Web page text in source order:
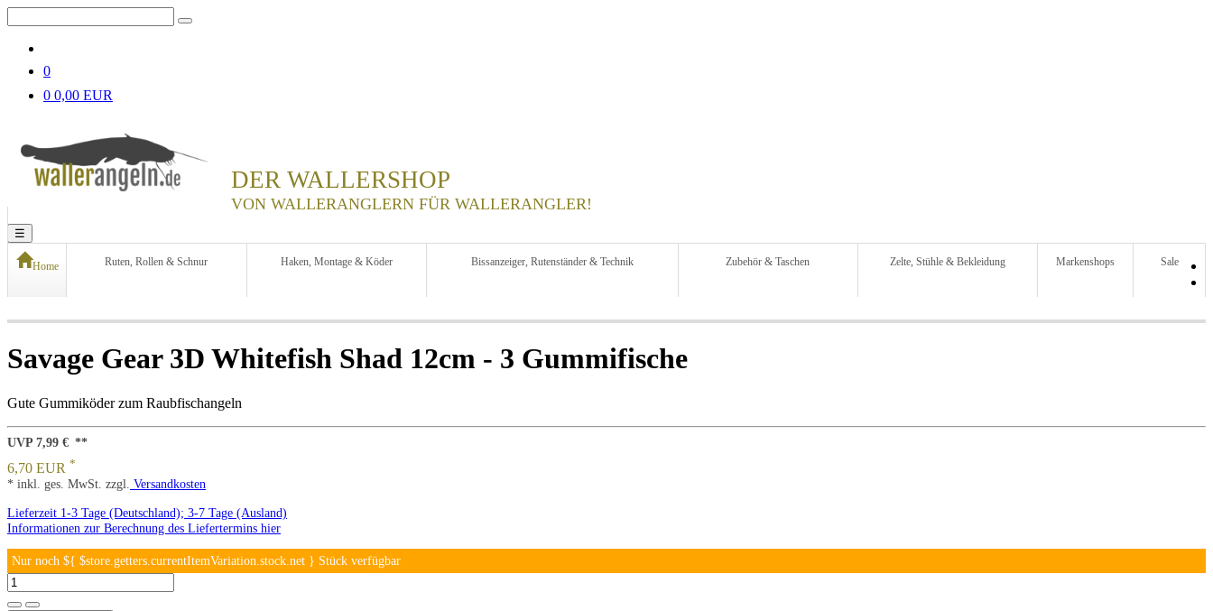
0
0 0,00 EUR
DER WALLERSHOP
VON WALLERANGLERN FÜR WALLERANGLER!
☰
Home Ruten, Rollen & Schnur Haken, Montage & Köder Bissanzeiger, Rutenständer & Technik Zubehör & Taschen Zelte, Stühle & Bekleidung Markenshops Sale
Savage Gear 3D Whitefish Shad 12cm - 3 Gummifische
Gute Gummiköder zum Raubfischangeln
UVP 7,99 €
6,70 EUR *
* inkl. ges. MwSt. zzgl. Versandkosten
Lieferzeit 1-3 Tage (Deutschland); 3-7 Tage (Ausland)
Informationen zur Berechnung des Liefertermins hier
Nur noch ${ $store.getters.currentItemVariation.stock.net } Stück verfügbar